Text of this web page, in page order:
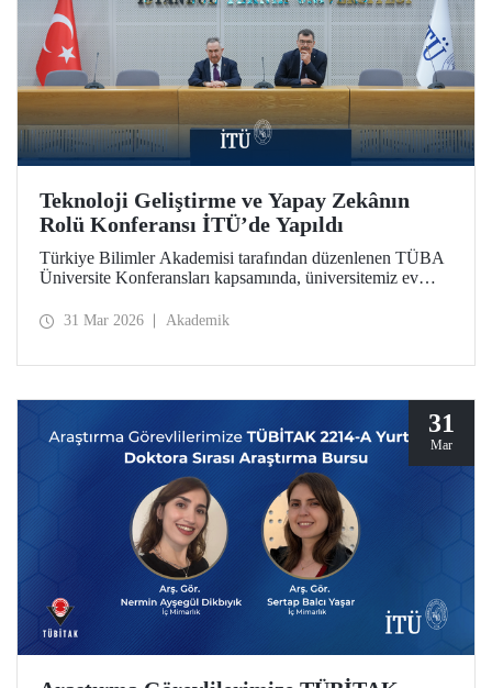
Teknoloji Geliştirme ve Yapay Zekânın
Rolü Konferansı İTÜ’de Yapıldı
Türkiye Bilimler Akademisi tarafından düzenlenen TÜBA
Üniversite Konferansları kapsamında, üniversitemiz ev
Rolü” başlıklı konferans, 30 Mart 2026’da Süleyman
31 Mar 2026 Akademik
31
Mar